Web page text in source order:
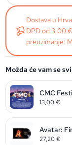
Dostava u
DPD od 3,00
preuzimanje:
Možda će vam se
CMC
13,00€
Avatar:
27,20€